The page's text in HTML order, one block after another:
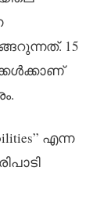
15
എന്ന